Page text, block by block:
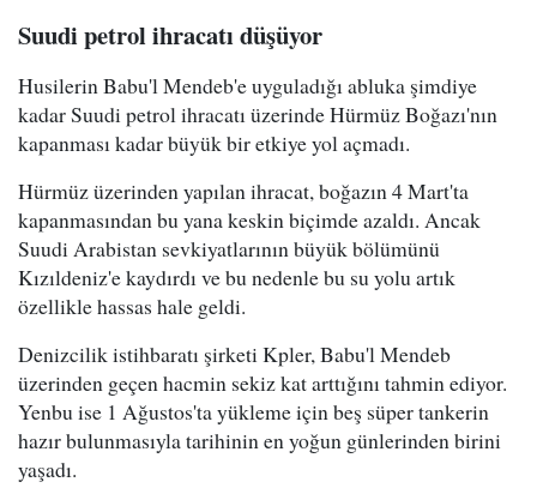
Suudi petrol ihracatı düşüyor
Husilerin Babu'l Mendeb'e uyguladığı abluka şimdiye
kadar Suudi petrol ihracatı üzerinde Hürmüz Boğazı'nın
kapanması kadar büyük bir etkiye yol açmadı.
Hürmüz üzerinden yapılan ihracat, boğazın 4 Mart'ta
kapanmasından bu yana keskin biçimde azaldı. Ancak
Suudi Arabistan sevkiyatlarının büyük bölümünü
Kızıldeniz'e kaydırdı ve bu nedenle bu su yolu artık
özellikle hassas hale geldi.
Denizcilik istihbaratı şirketi Kpler, Babu'l Mendeb
üzerinden geçen hacmin sekiz kat arttığını tahmin ediyor.
Yenbu ise 1 Ağustos'ta yükleme için beş süper tankerin
hazır bulunmasıyla tarihinin en yoğun günlerinden birini
yaşadı.